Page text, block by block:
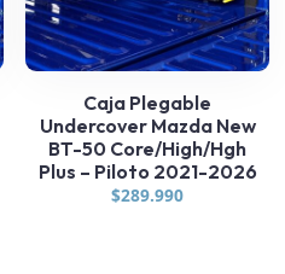
Caja Plegable
Undercover Mazda New
BT-50 Core/High/Hgh
Plus – Piloto 2021-2026
$289.990